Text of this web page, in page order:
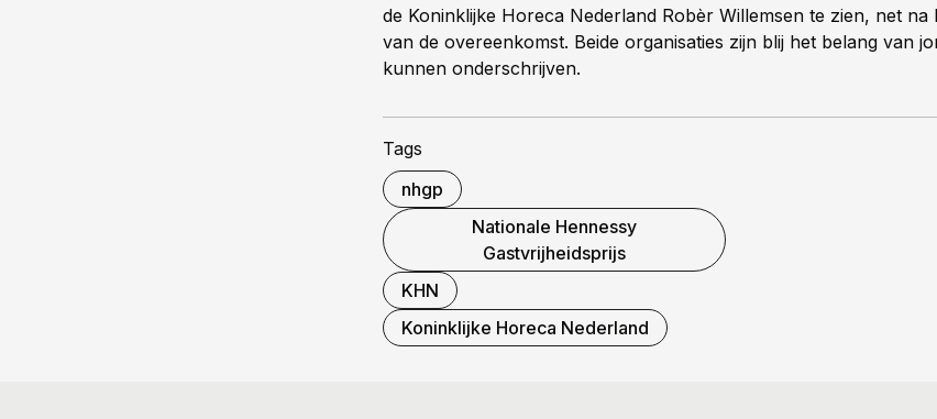
de Koninklijke Horeca Nederland Robèr Willemsen te zien, net
van de overeenkomst. Beide organisaties zijn blij het belang van
kunnen onderschrijven.
Tags
nhgp
Nationale Hennessy
Gastvrijheidsprijs
KHN
Koninklijke Horeca Nederland